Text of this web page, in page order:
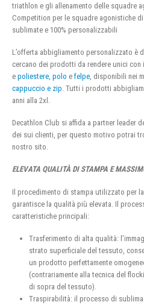
triathlon e gli allenamento delle squadre
Competition per le squadre agonistiche
sublimate e 100% personalizzabili
L’offerta abbigliamento personalizzato è
cercano dei prodotti da rendere unici
e poliestere polo e felpe , disponibili nei
cappuccio e zip . Tutti i prodotti
anni alla 2xl.
Decathlon Club si affida a partner leader
dei sui clienti, per questo motivo potrai
nostro sito.
ELEVATA QUALITÀ DI STAMPA E
Il procedimento di stampa utilizzato per
garantisce la qualità più elevata. Il
caratteristiche principali:
Trasferimento di alta qualità:
strato superficiale del tessuto,
un prodotto perfettamente
(contrariamente alla tecnica del
di sopra del tessuto).
Traspirabilità: il processo di